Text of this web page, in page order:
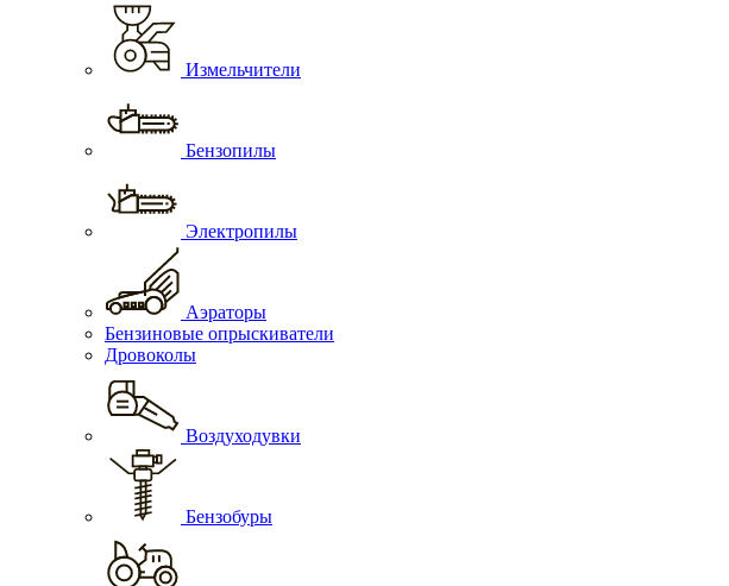
Измельчители
Бензопилы
Электропилы
Аэраторы
Бензиновые опрыскиватели
Дровоколы
Воздуходувки
Бензобуры